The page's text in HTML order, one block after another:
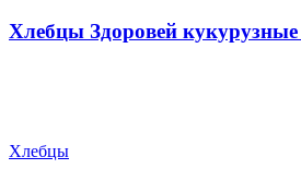
Хлебцы Здоровей кукурузные
Хлебцы